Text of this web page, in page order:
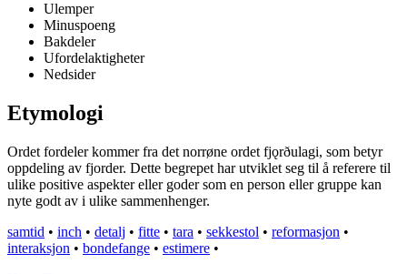
Ulemper
Minuspoeng
Bakdeler
Ufordelaktigheter
Nedsider
Etymologi
Ordet fordeler kommer fra det norrøne ordet fjǫrðulagi, som betyr
oppdeling av fjorder. Dette begrepet har utviklet seg til å referere til
ulike positive aspekter eller goder som en person eller gruppe kan
nyte godt av i ulike sammenhenger.
samtid • inch • detalj • fitte • tara • sekkestol • reformasjon •
interaksjon • bondefange • estimere •